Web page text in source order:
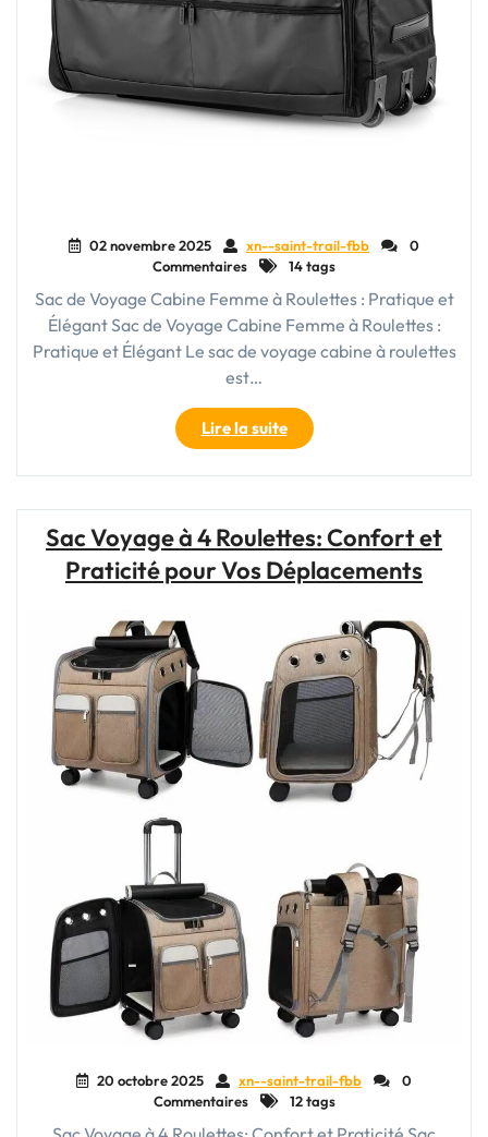
?"
02 novembre 2025 xn--saint-trail-fbb
0
Commentaires
14 tags
Sac de Voyage Cabine Femme à Roulettes : Pratique et
Élégant Sac de Voyage Cabine Femme à Roulettes :
Pratique et Élégant Le sac de voyage cabine à roulettes
est…
Lire la suite"Sac
de
Voyage
à
Roulettes
Pratique
et
Élégant"
Sac Voyage à 4 Roulettes: Confort et
Praticité pour Vos Déplacements
20 octobre 2025 xn--saint-trail-fbb
0
Commentaires
12 tags